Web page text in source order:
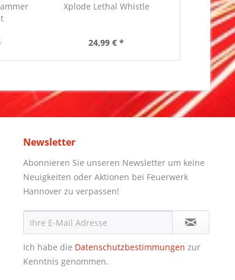
Xplode Lethal Whistle
24,99 € *
Newsletter
Abonnieren Sie unseren Newsletter um keine
Neuigkeiten oder Aktionen bei Feuerwerk
Hannover zu verpassen!
Ich habe die Datenschutzbestimmungen zur
Kenntnis genommen.